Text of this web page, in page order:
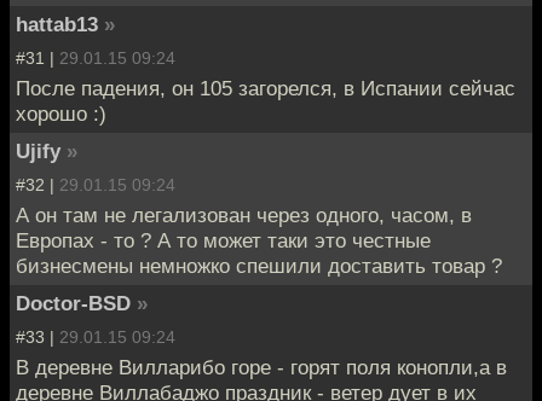
hattab13 »
#31 | 29.01.15 09:24
После падения, он 105 загорелся, в Испании сейчас
хорошо :)
Ujify »
#32 | 29.01.15 09:24
А он там не легализован через одного, часом, в
Европах - то ? А то может таки это честные
бизнесмены немножко спешили доставить товар ?
Doctor-BSD »
#33 | 29.01.15 09:24
В деревне Вилларибо горе - горят поля конопли,а в
деревне Виллабаджо праздник - ветер дует в их